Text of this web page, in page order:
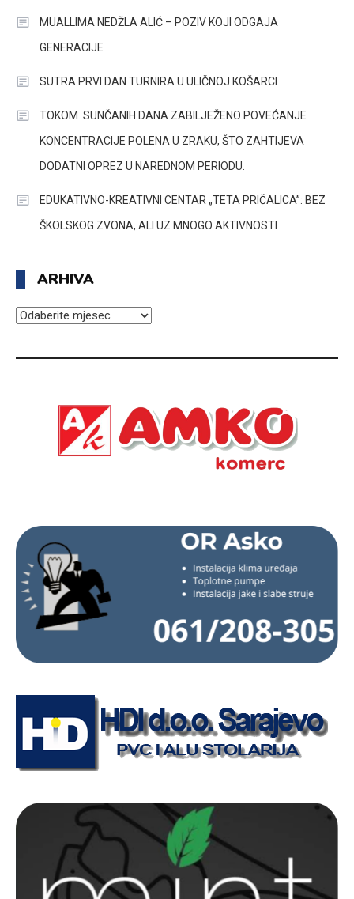
MUALLIMA NEDŽLA ALIĆ – POZIV KOJI ODGAJA
GENERACIJE
SUTRA PRVI DAN TURNIRA U ULIČNOJ KOŠARCI
TOKOM SUNČANIH DANA ZABILJEŽENO POVEĆANJE
KONCENTRACIJE POLENA U ZRAKU, ŠTO ZAHTIJEVA
DODATNI OPREZ U NAREDNOM PERIODU.
EDUKATIVNO-KREATIVNI CENTAR „TETA PRIČALICA”: BEZ
ŠKOLSKOG ZVONA, ALI UZ MNOGO AKTIVNOSTI
ARHIVA
ARHIVA